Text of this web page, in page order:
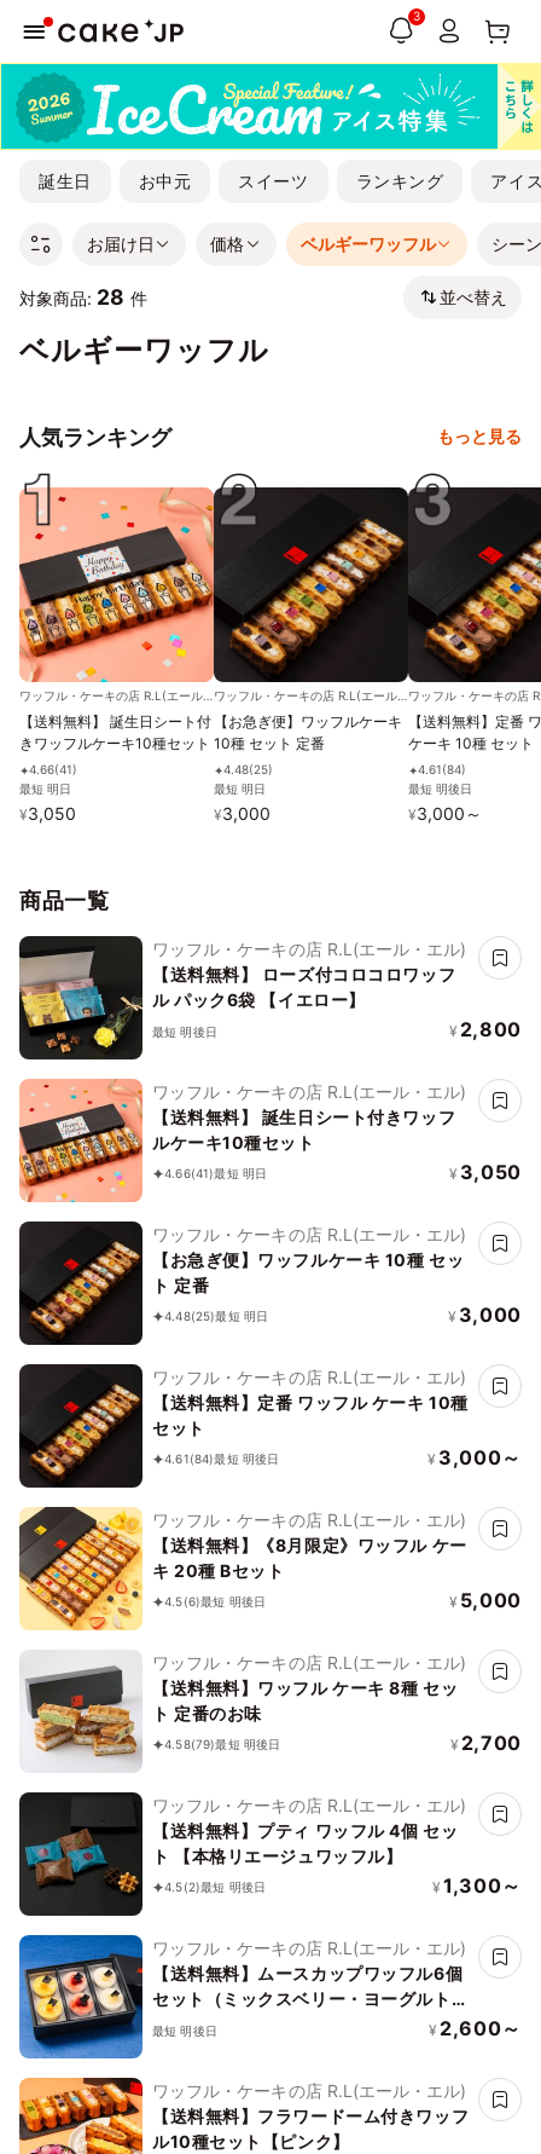
3
誕生日 お中元 スイーツ ランキング アイ
お届け日 価格 ベルギーワッフル シー
対象商品: 28 件 並べ替え
ベルギーワッフル
人気ランキング もっと見る
【送料無料】 誕生日シート付
きワッフルケーキ10種セット
✦4.66(41)
最短 明日
¥3,050
【お急ぎ便】ワッフルケーキ
10種 セット 定番
✦4.48(25)
最短 明日
¥3,000
【送料無料】定番
ケーキ 10種 セット
✦4.61(84)
最短 明後日
¥3,000 ～
商品一覧
ワッフル・ケーキの店 R.L(エール・エル)
【送料無料】 ローズ付コロコロワッフ
ル パック6袋 【イエロー】
最短 明後日 ¥ 2,800
ワッフル・ケーキの店 R.L(エール・エル)
【送料無料】 誕生日シート付きワッフ
ルケーキ10種セット
4.66(41)最短 明日 ¥ 3,050
ワッフル・ケーキの店 R.L(エール・エル)
【お急ぎ便】ワッフルケーキ 10種 セッ
ト 定番
4.48(25)最短 明日 ¥ 3,000
ワッフル・ケーキの店 R.L(エール・エル)
【送料無料】定番 ワッフル ケーキ 10種
セット
4.61(84)最短 明後日 ¥ 3,000～
ワッフル・ケーキの店 R.L(エール・エル)
【送料無料】《8月限定》ワッフル ケー
キ 20種 Bセット
4.5(6)最短 明後日 ¥ 5,000
ワッフル・ケーキの店 R.L(エール・エル)
【送料無料】ワッフル ケーキ 8種 セッ
ト 定番のお味
4.58(79)最短 明後日 ¥ 2,700
ワッフル・ケーキの店 R.L(エール・エル)
【送料無料】プティ ワッフル 4個 セッ
ト 【本格リエージュワッフル】
4.5(2)最短 明後日 ¥ 1,300～
ワッフル・ケーキの店 R.L(エール・エル)
【送料無料】ムースカップワッフル6個
セット（ミックスベリー・ヨーグルトピ
ーチ・マンゴー）お中元2026
最短 明後日 ¥ 2,600～
ワッフル・ケーキの店 R.L(エール・エル)
【送料無料】フラワードーム付きワッフ
ル10種セット【ピンク】